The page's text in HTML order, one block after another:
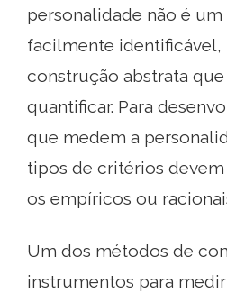
personalidade não é
facilmente identificável,
construção abstrata
quantificar. Para
que medem a
tipos de critérios
os empíricos ou
Um dos métodos de
instrumentos para